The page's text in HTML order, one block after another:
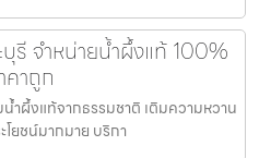
รี จำหน่ายน้ำผึ้งแท้ 100%
าถูก
ำผึ้งแท้จากธรรมชาติ เติมความหวาน
ยชน์มากมาย บริกา